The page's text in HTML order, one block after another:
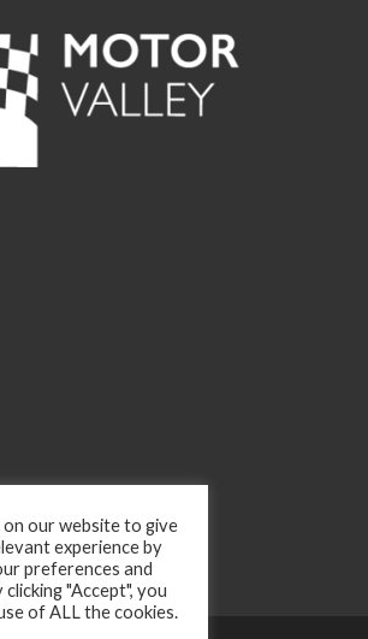
on our website to give
experience by
preferences and
"Accept", you
of ALL the cookies.